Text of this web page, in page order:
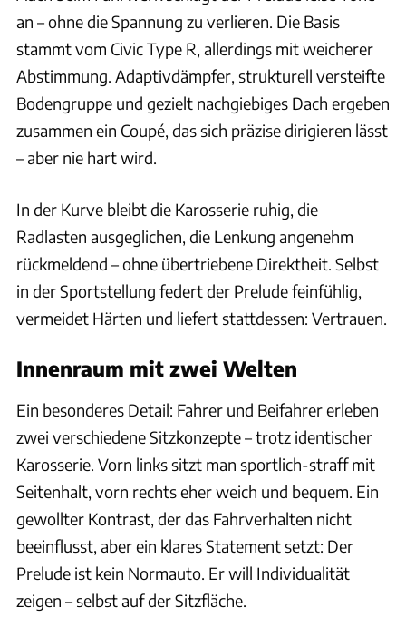
an – ohne die Spannung zu verlieren. Die Basis
stammt vom Civic Type R, allerdings mit weicherer
Abstimmung. Adaptivdämpfer, strukturell versteifte
Bodengruppe und gezielt nachgiebiges Dach ergeben
zusammen ein Coupé, das sich präzise dirigieren lässt
– aber nie hart wird.
In der Kurve bleibt die Karosserie ruhig, die
Radlasten ausgeglichen, die Lenkung angenehm
rückmeldend – ohne übertriebene Direktheit. Selbst
in der Sportstellung federt der Prelude feinfühlig,
vermeidet Härten und liefert stattdessen: Vertrauen.
Innenraum mit zwei Welten
Ein besonderes Detail: Fahrer und Beifahrer erleben
zwei verschiedene Sitzkonzepte – trotz identischer
Karosserie. Vorn links sitzt man sportlich-straff mit
Seitenhalt, vorn rechts eher weich und bequem. Ein
gewollter Kontrast, der das Fahrverhalten nicht
beeinflusst, aber ein klares Statement setzt: Der
Prelude ist kein Normauto. Er will Individualität
zeigen – selbst auf der Sitzfläche.